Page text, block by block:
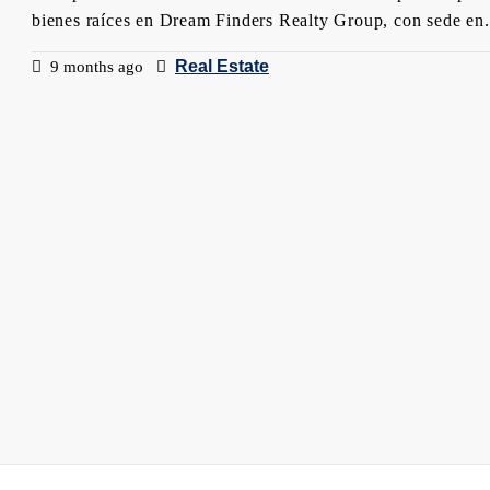
bienes raíces en Dream Finders Realty Group, con sede
9 months ago Real Estate